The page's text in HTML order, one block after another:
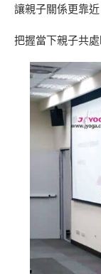
讓親子關係更靠近
把握當下親子共